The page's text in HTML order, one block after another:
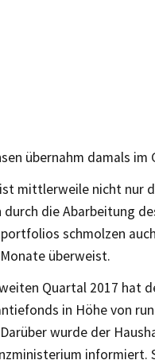
übernahm damals
mittlerweile nicht nur
durch die Abarbeitung
schmolzen
überweist.
Quartal 2017 hat
in Höhe von
wurde der
informiert.